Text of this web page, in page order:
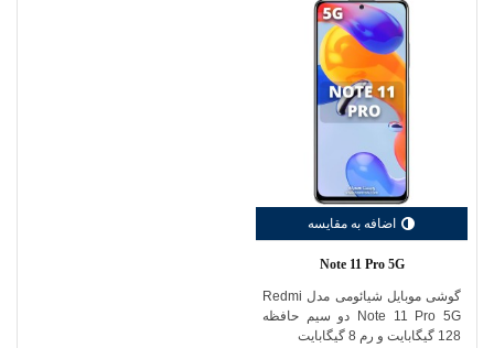
اضافه به مقایسه
Note 11 Pro 5G
گوشی موبایل شیائومی مدل Redmi
Note 11 Pro 5G دو سیم حافظه
128 گیگابایت و رم 8 گیگابایت